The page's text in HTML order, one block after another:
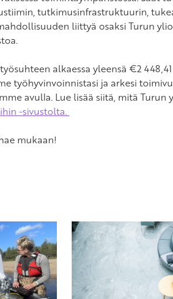
tutkimusinfrastruktuurin,
liittyä osaksi Turun
alkaessa yleensä €2
työhyvinvoinnistasi ja arkesi
avulla. Lue lisää siitä, mitä Turun
-sivustolta.
mukaan!